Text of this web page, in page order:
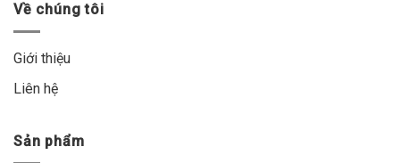
Về chúng tôi
Giới thiệu
Liên hệ
Sản phẩm